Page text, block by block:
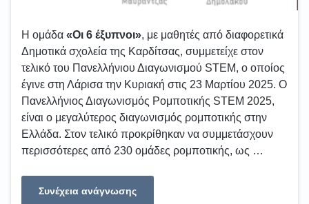
Η ομάδα «Οι 6 έξυπνοι», με μαθητές από διαφορετικά
Δημοτικά σχολεία της Καρδίτσας, συμμετείχε στον
τελικό του Πανελλήνιου Διαγωνισμού STEM, ο οποίος
έγινε στη Λάρισα την Κυριακή στις 23 Μαρτίου 2025. Ο
Πανελλήνιος Διαγωνισμός Ρομποτικής STEM 2025,
είναι ο μεγαλύτερος διαγωνισμός ρομποτικής στην
Ελλάδα. Στον τελικό προκρίθηκαν να συμμετάσχουν
περισσότερες από 230 ομάδες ρομποτικής, ως …
Συνέχεια ανάγνωσης